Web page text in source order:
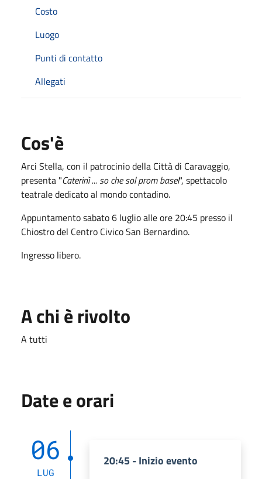
Costo
Luogo
Punti di contatto
Allegati
Cos'è
Arci Stella, con il patrocinio della Città di Caravaggio,
presenta "Caterinì ... so che sol prom basel", spettacolo
teatrale dedicato al mondo contadino.
Appuntamento sabato 6 luglio alle ore 20:45 presso il
Chiostro del Centro Civico San Bernardino.
Ingresso libero.
A chi è rivolto
A tutti
Date e orari
06
LUG
20:45 - Inizio evento